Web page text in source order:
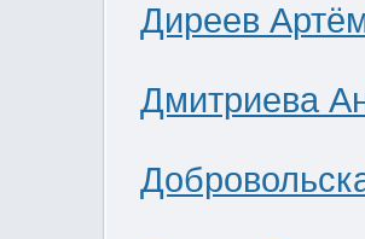
Диреев
Дмитриева